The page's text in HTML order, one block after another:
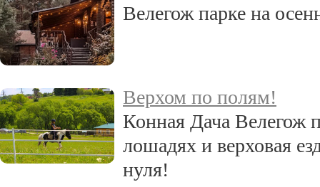
Велегож парке на
Верхом по полям!
Конная Дача Велегож
лошадях и верховая
нуля!